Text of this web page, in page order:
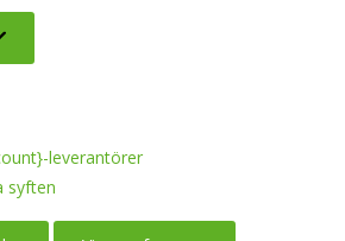
leverantörer
syften